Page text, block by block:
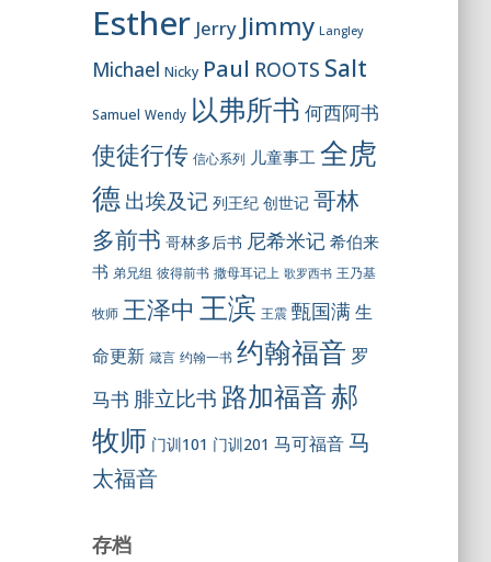
Esther Jerry Jimmy Langley
Michael Nicky Paul ROOTS Salt
Samuel Wendy 以弗所书 何西阿书
使徒行传 信心系列 儿童事工 全虎
德 出埃及记 列王纪 创世记 哥林
多前书 哥林多后书 尼希米记 希伯来
书 弟兄组 彼得前书 撒母耳记上 歌罗西书 王乃基
牧师 王泽中 王滨 王震 甄国满 生
命更新 箴言 约翰一书 约翰福音 罗
马书 腓立比书 路加福音郝
牧师 门训101 门训201 马可福音 马
太福音
存档